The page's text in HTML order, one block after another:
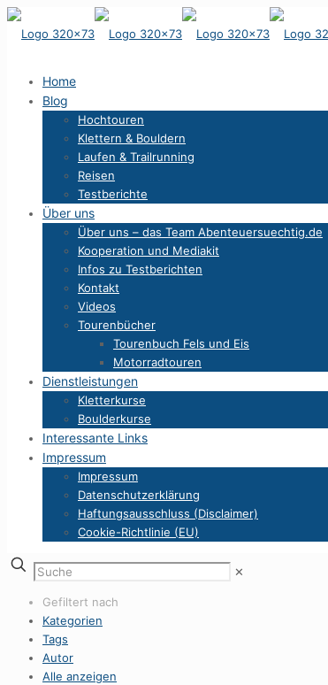
Home
Blog
Hochtouren
Klettern & Bouldern
Laufen & Trailrunning
Reisen
Testberichte
Über uns
Über uns – das Team Abenteuersuechtig.de
Kooperation und Mediakit
Infos zu Testberichten
Kontakt
Videos
Tourenbücher
Tourenbuch Fels und Eis
Motorradtouren
Dienstleistungen
Kletterkurse
Boulderkurse
Interessante Links
Impressum
Impressum
Datenschutzerklärung
Haftungsausschluss (Disclaimer)
Cookie-Richtlinie (EU)
✕
Gefiltert nach
Kategorien
Tags
Autor
Alle anzeigen